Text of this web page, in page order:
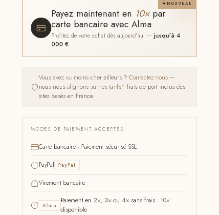
NOUVEAU
Payez maintenant en 10×par
carte bancaire avec Alma
Profitez de votre achat dès aujourd'hui —jusqu'à 4
000 €
Vous avez vu moins cher ailleurs ?Contactez-nous —
nous nousalignons sur les tarifs* frais de port inclus des
sites basés en France.
MODES DE PAIEMENT ACCEPTÉS
Carte bancaire · Paiement sécurisé SSL
PayPal PayPal
Virement bancaire
Alma
Paiement en 2×, 3× ou 4× sans frais · 10×
disponible